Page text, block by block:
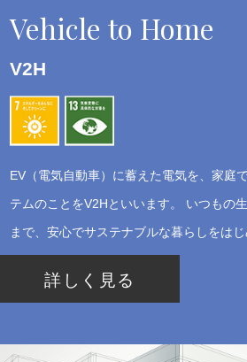
Vehicle to Home
V2H
EV（電気自動車）に蓄えた電気を、家庭
テムのことをV2Hといいます。 いつもの
まで、安心でサステナブルな暮らしをは
詳しく見る